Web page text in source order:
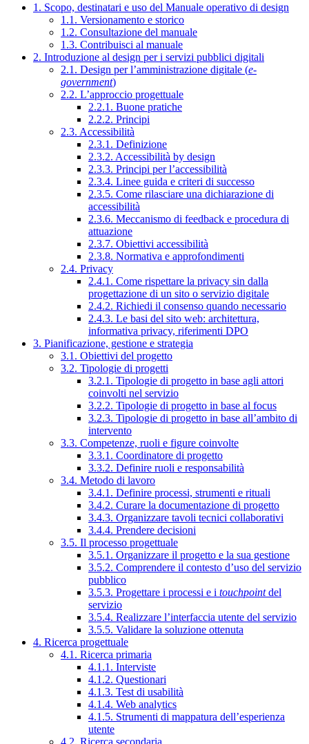
1. Scopo, destinatari e uso del Manuale operativo di design
1.1. Versionamento e storico
1.2. Consultazione del manuale
1.3. Contribuisci al manuale
2. Introduzione al design per i servizi pubblici digitali
2.1. Design per l’amministrazione digitale (e-
government)
2.2. L’approccio progettuale
2.2.1. Buone pratiche
2.2.2. Principi
2.3. Accessibilità
2.3.1. Definizione
2.3.2. Accessibilità by design
2.3.3. Principi per l’accessibilità
2.3.4. Linee guida e criteri di successo
2.3.5. Come rilasciare una dichiarazione di
accessibilità
2.3.6. Meccanismo di feedback e procedura di
attuazione
2.3.7. Obiettivi accessibilità
2.3.8. Normativa e approfondimenti
2.4. Privacy
2.4.1. Come rispettare la privacy sin dalla
progettazione di un sito o servizio digitale
2.4.2. Richiedi il consenso quando necessario
2.4.3. Le basi del sito web: architettura,
informativa privacy, riferimenti DPO
3. Pianificazione, gestione e strategia
3.1. Obiettivi del progetto
3.2. Tipologie di progetti
3.2.1. Tipologie di progetto in base agli attori
coinvolti nel servizio
3.2.2. Tipologie di progetto in base al focus
3.2.3. Tipologie di progetto in base all’ambito di
intervento
3.3. Competenze, ruoli e figure coinvolte
3.3.1. Coordinatore di progetto
3.3.2. Definire ruoli e responsabilità
3.4. Metodo di lavoro
3.4.1. Definire processi, strumenti e rituali
3.4.2. Curare la documentazione di progetto
3.4.3. Organizzare tavoli tecnici collaborativi
3.4.4. Prendere decisioni
3.5. Il processo progettuale
3.5.1. Organizzare il progetto e la sua gestione
3.5.2. Comprendere il contesto d’uso del servizio
pubblico
3.5.3. Progettare i processi e i touchpointdel
servizio
3.5.4. Realizzare l’interfaccia utente del servizio
3.5.5. Validare la soluzione ottenuta
4. Ricerca progettuale
4.1. Ricerca primaria
4.1.1. Interviste
4.1.2. Questionari
4.1.3. Test di usabilità
4.1.4. Web analytics
4.1.5. Strumenti di mappatura dell’esperienza
utente
4.2. Ricerca secondaria